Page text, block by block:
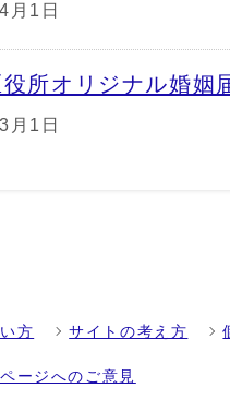
月1日
所オリジナル婚姻
月1日
方 サイトの考え方
ージへのご意見